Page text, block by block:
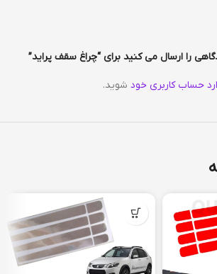
را ارسال می کنید برای “چراغ سقف پراید”
حساب کاربری خود شوید.